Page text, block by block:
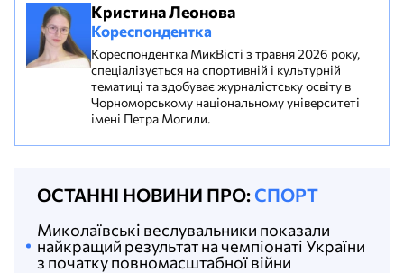
Кристина Леонова
Кореспондентка
Кореспондентка МикВісті з травня 2026 року,
спеціалізується на спортивній і культурній
тематиці та здобуває журналістську освіту в
Чорноморському національному університеті
імені Петра Могили.
ОСТАННІ НОВИНИ ПРО: СПОРТ
Миколаївські веслувальники показали
найкращий результат на чемпіонаті України
з початку повномасштабної війни